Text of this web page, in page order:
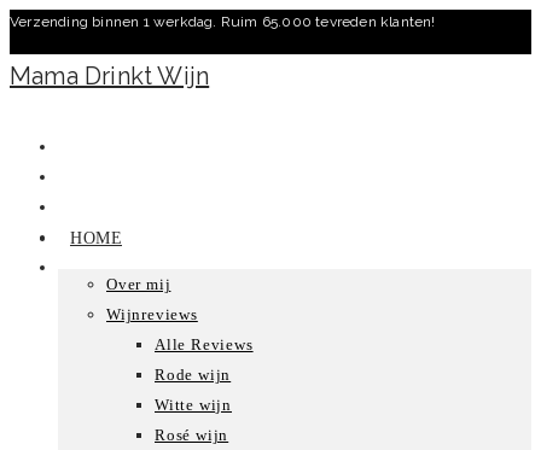
Ga
naar
inhoud
Verzending binnen 1 werkdag. Ruim 65.000 tevreden klanten!
Mama Drinkt Wijn
HOME
Over mij
Wijnreviews
Alle Reviews
Rode wijn
Witte wijn
Rosé wijn